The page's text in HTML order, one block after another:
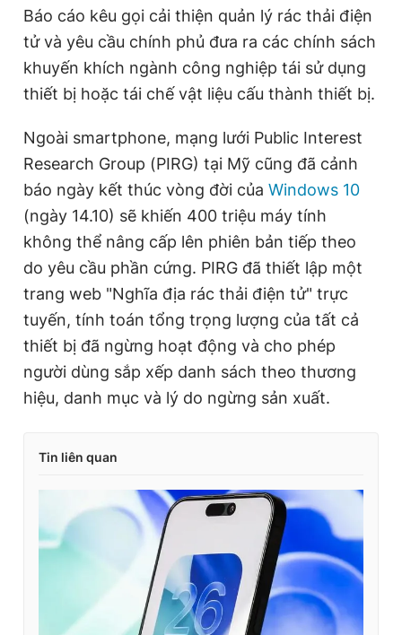
i
m
e
Báo cáo kêu gọi cải thiện quản lý rác thải điện
tử và yêu cầu chính phủ đưa ra các chính sách
khuyến khích ngành công nghiệp tái sử dụng
thiết bị hoặc tái chế vật liệu cấu thành thiết bị.
Ngoài smartphone, mạng lưới Public Interest
Research Group (PIRG) tại Mỹ cũng đã cảnh
báo ngày kết thúc vòng đời của Windows 10
(ngày 14.10) sẽ khiến 400 triệu máy tính
không thể nâng cấp lên phiên bản tiếp theo
do yêu cầu phần cứng. PIRG đã thiết lập một
trang web "Nghĩa địa rác thải điện tử" trực
tuyến, tính toán tổng trọng lượng của tất cả
thiết bị đã ngừng hoạt động và cho phép
người dùng sắp xếp danh sách theo thương
hiệu, danh mục và lý do ngừng sản xuất.
Tin liên quan